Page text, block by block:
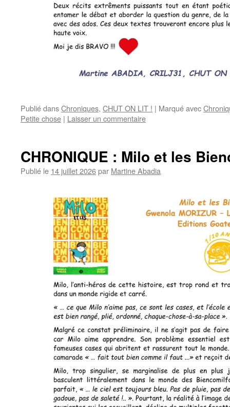
Publié dansChroniques, CHUT ON LIT ! | Marqué avec
Petite chose | Laisser un commentaire
CHRONIQUE : Milo et les
Publié le 14 juillet 2026par Martine Abadia